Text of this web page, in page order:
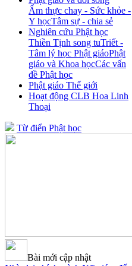
Ẩm thực chay - Sức khỏe -
Y họcTâm sự - chia sẻ
Nghiên cứu Phật học
Thiền Tịnh song tuTriết -
Tâm lý học Phật giáoPhật
giáo và Khoa họcCác vấn
đề Phật học
Phật giáo Thế giới
Hoạt động CLB Hoa Linh
Thoại
Từ điển Phật học
Bài mới cập nhật